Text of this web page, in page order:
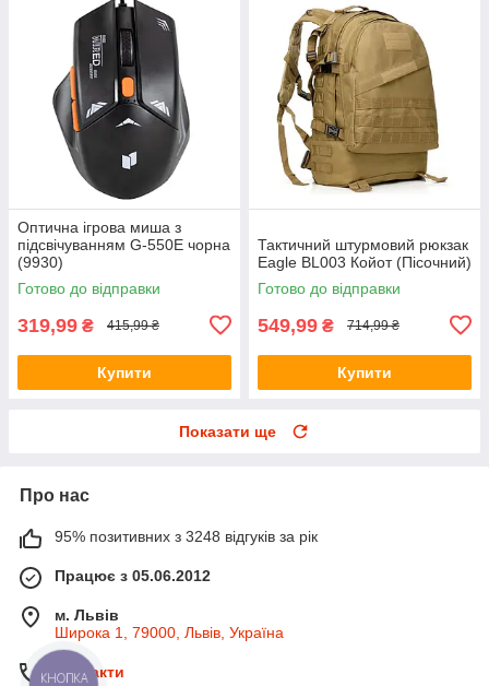
Оптична ігрова миша з
підсвічуванням G-550E чорна
(9930)
Готово до відправки
319,99 ₴ 415,99 ₴
Купити
Тактичний штурмовий рюкзак
Eagle BL003 Койот (Пісочний)
Готово до відправки
549,99 ₴ 714,99 ₴
Купити
Показати ще
Про нас
95% позитивних з 3248 відгуків за рік
Працює з 05.06.2012
м. Львів
Широка 1, 79000, Львів, Україна
Контакти
КНОПКА